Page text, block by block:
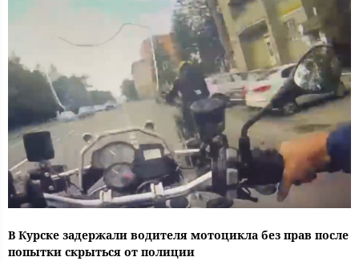
В Курске задержали водителя мотоцикла без прав после
попытки скрыться от полиции